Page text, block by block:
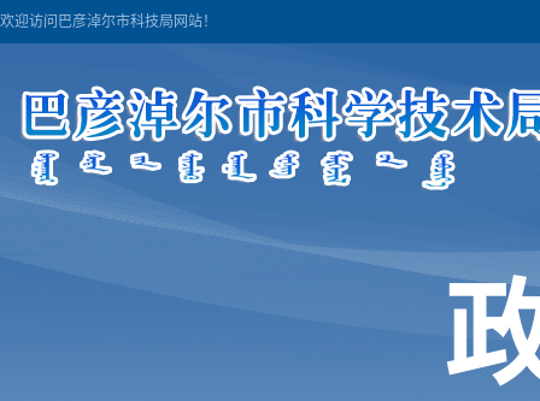
欢迎访问巴彦淖尔市科技局网站！